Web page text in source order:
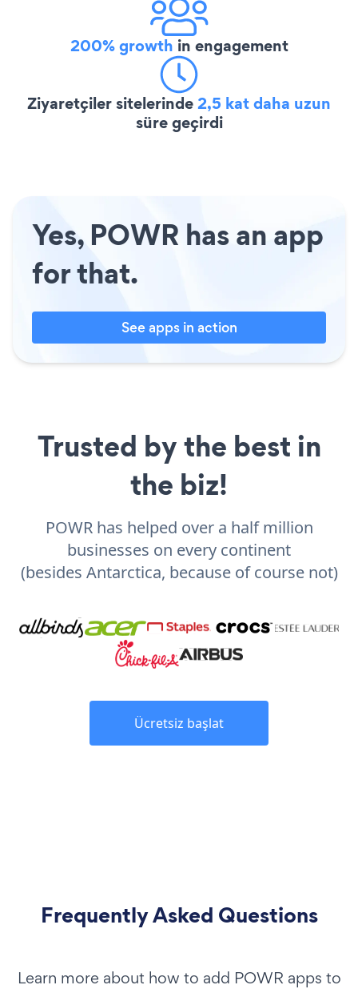
200% growth in engagement
Ziyaretçiler sitelerinde2,5 kat daha uzun
süre geçirdi
Yes, POWR has an app
for that.
See apps in action
Trusted by the best in
the biz!
POWR has helped over a half million
businesses on every continent
(besides Antarctica, because of course not)
Ücretsiz başlat
Frequently Asked Questions
Learn more about how to add POWR apps to